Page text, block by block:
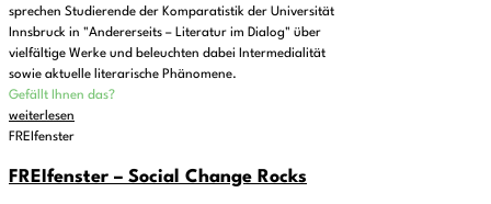
sprechen Studierende der Komparatistik der Universität
Innsbruck in "Andererseits – Literatur im Dialog" über
vielfältige Werke und beleuchten dabei Intermedialität
sowie aktuelle literarische Phänomene.
Gefällt Ihnen das?
weiterlesen
FREIfenster
FREIfenster – Social Change Rocks